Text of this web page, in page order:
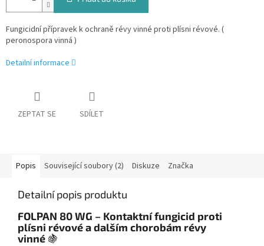
Fungicidní přípravek k ochraně révy vinné proti plísni révové. (
peronospora vinná )
Detailní informace
ZEPTAT SE SDÍLET
Popis Související soubory (2) Diskuze Značka
Detailní popis produktu
FOLPAN 80 WG – Kontaktní fungicid proti
plísni révové a dalším chorobám révy
vinné 🍇